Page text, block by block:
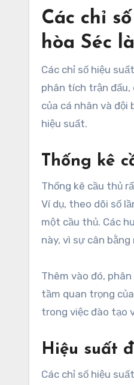
Các chỉ
hòa Séc
Các chỉ số hiệu
phân tích trận đấu,
của cá nhân và đội
hiệu suất.
Thống kê
Thống kê cầu thủ
Ví dụ, theo dõi số
một cầu thủ. Các
này, vì sự cân
Thêm vào đó,
tầm quan trọng
trong việc đào tạo
Hiệu suất
Các chỉ số hiệu